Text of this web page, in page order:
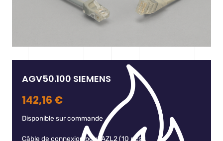
AGV50.100 SIEMENS
142,16 €
Disponible sur commande
Câble de connexion pour AZL2 (10 pcs.)